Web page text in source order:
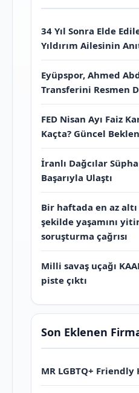
34 Yıl Sonra Elde
Yıldırım Ailesinin
Eyüpspor, Ahmed
Transferini Resmen
FED Nisan Ayı Faiz
Kaçta? Güncel
İranlı Dağcılar
Başarıyla Ulaştı
Bir haftada en az
şekilde yaşamını
soruşturma çağrısı
Milli savaş uçağı
piste çıktı
Son Eklenen
MR LGBTQ+ Friendly